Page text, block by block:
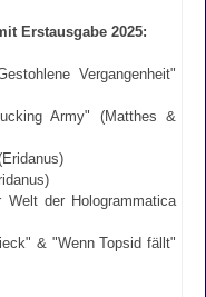
Erstausgabe 2025:
Vergangenheit"
Army" (Matthes &
der Hologrammatica
& "Wenn Topsid fällt"